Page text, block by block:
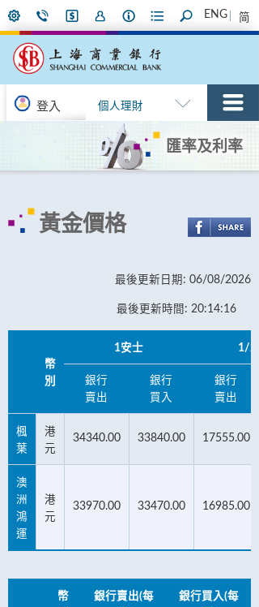
ENG 简
登入 個人理財
匯率及利率
黃金價格
最後更新日期: 06/08/2026
最後更新時間: 20:14:16
幣
別
1安士 1/2
銀行
賣出
銀行
買入
銀行
賣出
楓
葉
港
元
34340.00 33840.00 17555.00
澳
洲
鴻
運
港
元
33970.00 33470.00 16985.00
幣
銀行賣出(每
銀行買入(每